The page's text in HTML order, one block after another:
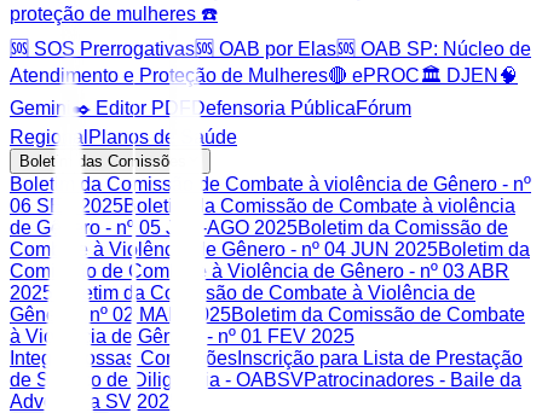
proteção de mulheres ☎️
🆘 SOS Prerrogativas🆘 OAB por Elas🆘 OAB SP: Núcleo de
Atendimento e Proteção de Mulheres🔴 ePROC🏛️ DJEN 🧠
Gemini ✒️ Editor PDF Defensoria PúblicaFórum
Regional Planos de Saúde
Boletim das Comissões
Boletim da Comissão de Combate à violência de Gênero - nº
06 SET 2025Boletim da Comissão de Combate à violência
de Gênero - nº 05 JUL-AGO 2025Boletim da Comissão de
Combate à Violência de Gênero - nº 04 JUN 2025Boletim da
Comissão de Combate à Violência de Gênero - nº 03 ABR
2025
Boletim da Comissão de Combate à Violência de
Gênero - nº 02 MAR 2025Boletim da Comissão de Combate
à Violência de Gênero - nº 01 FEV 2025
Integre nossas Comissões Inscrição para Lista de Prestação
de Serviço de Diligência - OABSVPatrocinadores - Baile da
Advocacia SV 2025